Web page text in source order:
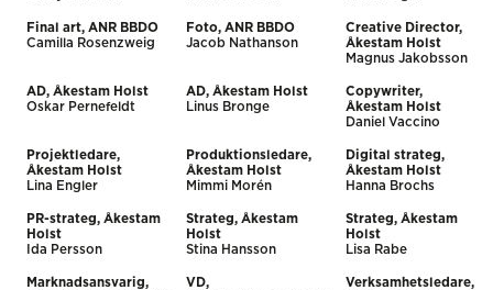
Final art, ANR BBDO
Camilla Rosenzweig
Foto, ANR BBDO
Jacob Nathanson
Creative Director,
Åkestam Holst
Magnus Jakobsson
AD, Åkestam Holst
Oskar Pernefeldt
AD, Åkestam Holst
Linus Bronge
Copywriter,
Åkestam Holst
Daniel Vaccino
Projektledare,
Åkestam Holst
Lina Engler
Produktionsledare,
Åkestam Holst
Mimmi Morén
Digital strateg,
Åkestam Holst
Hanna Brochs
PR-strateg, Åkestam
Holst
Ida Persson
Strateg, Åkestam
Holst
Stina Hansson
Strateg, Åkestam
Holst
Lisa Rabe
Marknadsansvarig,
VD,
Verksamhetsledare,